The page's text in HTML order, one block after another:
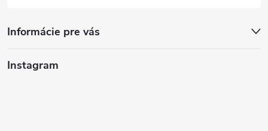
Informácie pre vás
Instagram